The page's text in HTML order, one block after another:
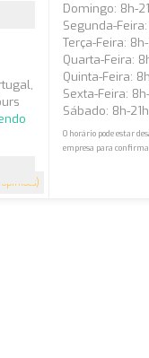
Domingo: 8h-
Segunda-
Terça-Feira:
Quarta-Feira:
Quinta-Feira:
Sexta-Feira:
Sábado: 8h-21h
O horário pode estar
empresa para